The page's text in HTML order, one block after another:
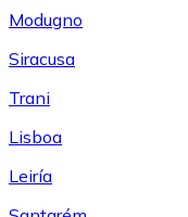
Modugno
Siracusa
Trani
Lisboa
Leiría